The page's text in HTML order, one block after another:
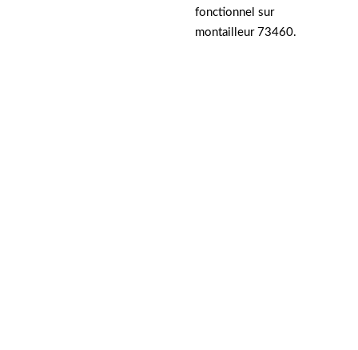
fonctionnel sur
montailleur 73460.